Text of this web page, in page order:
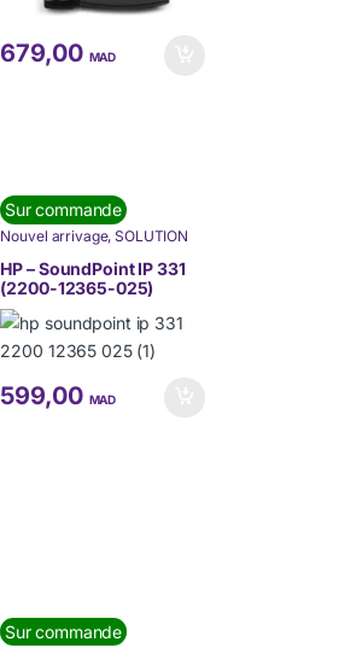
679,00 MAD
Sur commande
Nouvel arrivage,SOLUTION
DE COMMUNICATION
TÉLÉPHONIE,Téléphonie IP
(VoIP)
HP – SoundPoint IP 331
(2200-12365-025)
599,00 MAD
Sur commande